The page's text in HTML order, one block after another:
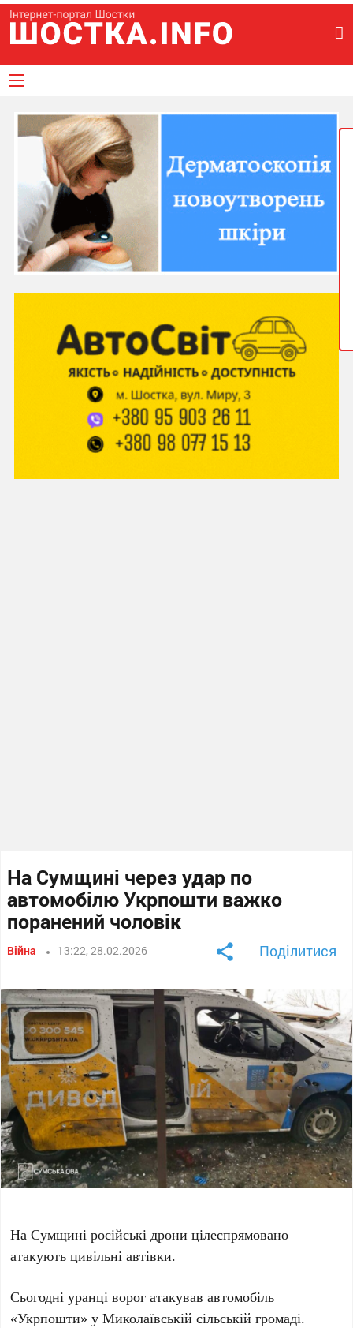
На Сумщині через удар по
автомобілю Укрпошти важко
поранений чоловік
Війна 13:22, 28.02.2026 Поділитися
На Сумщині російські дрони цілеспрямовано
атакують цивільні автівки.
Сьогодні уранці ворог атакував автомобіль
«Укрпошти» у Миколаївській сільській громаді.